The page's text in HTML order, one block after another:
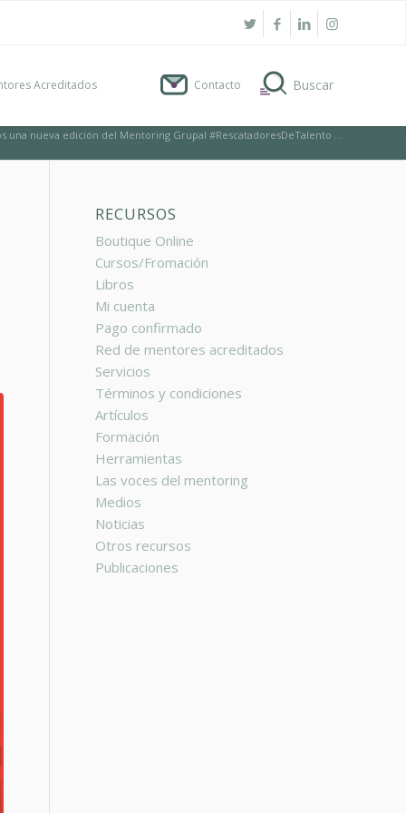
Acreditados Contacto
una nueva edición del Mentoring Grupal #RescatadoresDeTalento ...
RECURSOS
Boutique Online
Cursos/Fromación
Libros
Mi cuenta
Pago confirmado
Red de mentores acreditados
Servicios
Términos y condiciones
Artículos
Formación
Herramientas
Las voces del mentoring
Medios
Noticias
Otros recursos
Publicaciones